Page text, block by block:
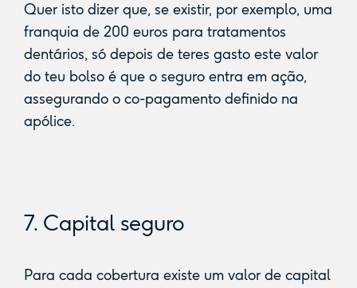
Quer isto dizer que, se existir, por exemplo, uma
franquia de 200 euros para tratamentos
dentários, só depois de teres gasto este valor
do teu bolso é que o seguro entra em ação,
assegurando o co-pagamento definido na
apólice.
7. Capital seguro
Para cada cobertura existe um valor de capital